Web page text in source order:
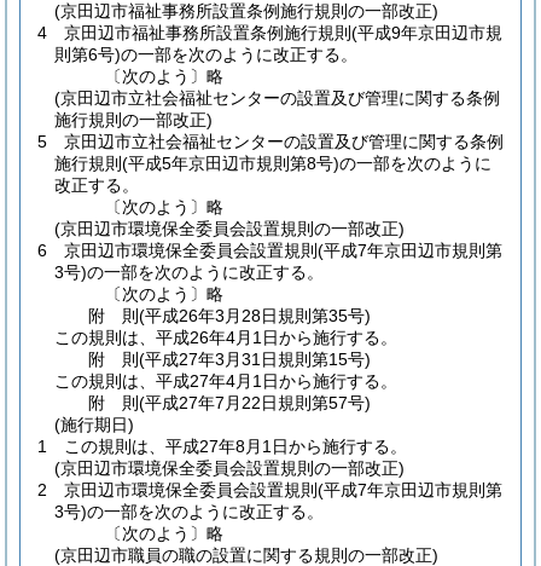
(京田辺市福祉事務所設置条例施行規則の一部改正)
4
京田辺市福祉事務所設置条例施行規則 (平成9年京田辺市規
則第6号)の一部を次のように改正する。
〔次のよう〕略
(京田辺市立社会福祉センターの設置及び管理に関する条例
施行規則の一部改正)
5
京田辺市立社会福祉センターの設置及び管理に関する条例
施行規則 (平成5年京田辺市規則第8号)の一部を次のように
改正する。
〔次のよう〕略
(京田辺市環境保全委員会設置規則の一部改正)
6
京田辺市環境保全委員会設置規則 (平成7年京田辺市規則第
3号)の一部を次のように改正する。
〔次のよう〕略
附 則(平成26年3月28日規則第35号)
この規則は、平成26年4月1日から施行する。
附 則(平成27年3月31日規則第15号)
この規則は、平成27年4月1日から施行する。
附 則(平成27年7月22日規則第57号)
(施行期日)
1
この規則は、平成27年8月1日から施行する。
(京田辺市環境保全委員会設置規則の一部改正)
2
京田辺市環境保全委員会設置規則 (平成7年京田辺市規則第
3号)の一部を次のように改正する。
〔次のよう〕略
(京田辺市職員の職の設置に関する規則の一部改正)